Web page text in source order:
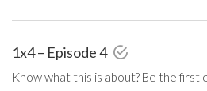
1x4 – Episode 4
Know what this is about? Be the first